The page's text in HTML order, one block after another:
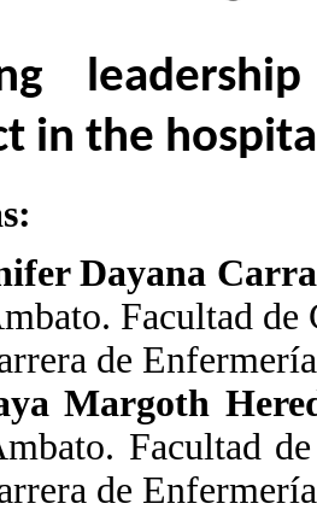
in the
Dayana
Facultad de
de
Margoth
Facultad
de